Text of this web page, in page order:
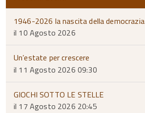
1946-2026 la nascita della democrazia
il 10 Agosto 2026
Un’estate per crescere
il 11 Agosto 2026 09:30
GIOCHI SOTTO LE STELLE
il 17 Agosto 2026 20:45